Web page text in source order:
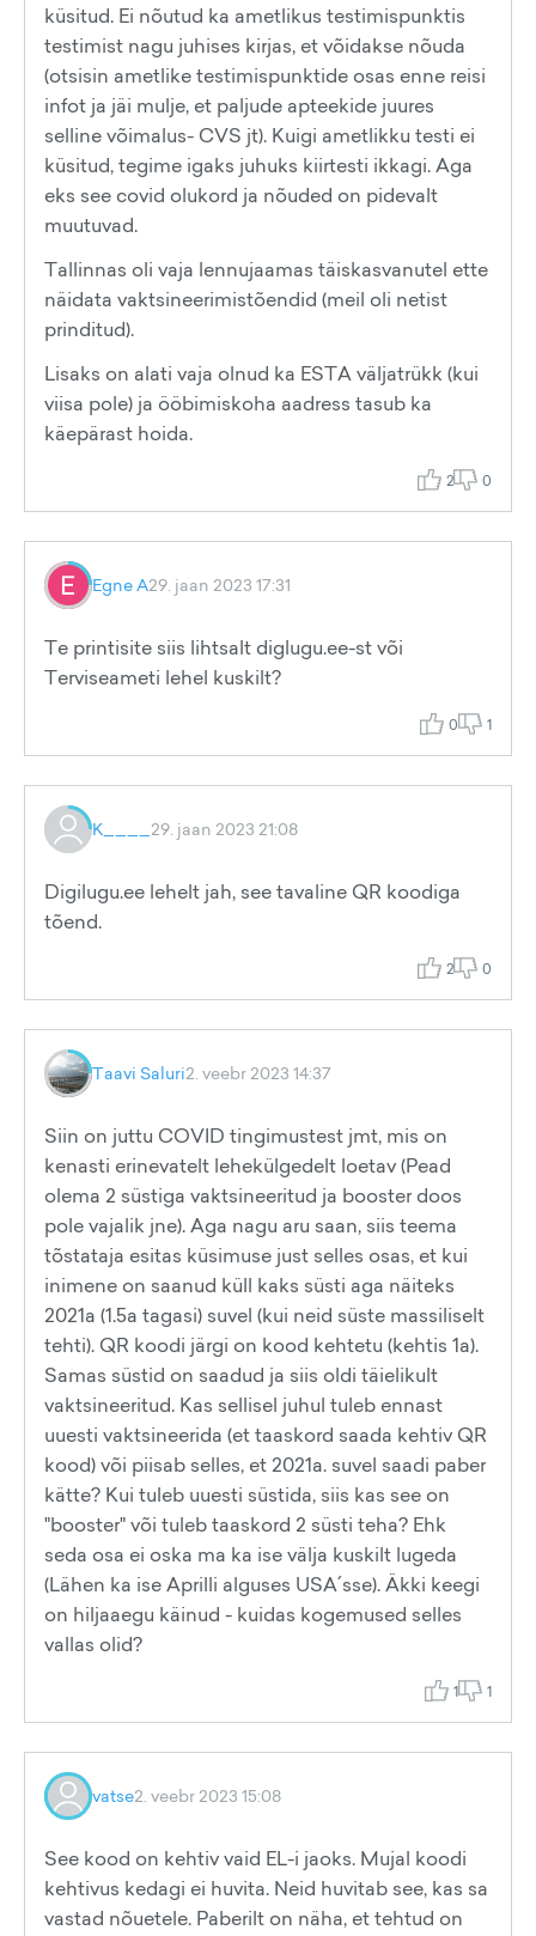
küsitud. Ei nõutud ka ametlikus testimispunktis
testimist nagu juhises kirjas, et võidakse nõuda
(otsisin ametlike testimispunktide osas enne reisi
infot ja jäi mulje, et paljude apteekide juures
selline võimalus- CVS jt). Kuigi ametlikku testi ei
küsitud, tegime igaks juhuks kiirtesti ikkagi. Aga
eks see covid olukord ja nõuded on pidevalt
muutuvad.
Tallinnas oli vaja lennujaamas täiskasvanutel ette
näidata vaktsineerimistõendid (meil oli netist
prinditud).
Lisaks on alati vaja olnud ka ESTA väljatrükk (kui
viisa pole) ja ööbimiskoha aadress tasub ka
käepärast hoida.
2 0
Egne A29. jaan 2023 17:31
Te printisite siis lihtsalt diglugu.ee-st või
Terviseameti lehel kuskilt?
0 1
K____ 29. jaan 2023 21:08
Digilugu.ee lehelt jah, see tavaline QR koodiga
tõend.
2 0
Taavi Saluri2. veebr 2023 14:37
Siin on juttu COVID tingimustest jmt, mis on
kenasti erinevatelt lehekülgedelt loetav (Pead
olema 2 süstiga vaktsineeritud ja booster doos
pole vajalik jne). Aga nagu aru saan, siis teema
tõstataja esitas küsimuse just selles osas, et kui
inimene on saanud küll kaks süsti aga näiteks
2021a (1.5a tagasi) suvel (kui neid süste massiliselt
tehti). QR koodi järgi on kood kehtetu (kehtis 1a).
Samas süstid on saadud ja siis oldi täielikult
vaktsineeritud. Kas sellisel juhul tuleb ennast
uuesti vaktsineerida (et taaskord saada kehtiv QR
kood) või piisab selles, et 2021a. suvel saadi paber
kätte? Kui tuleb uuesti süstida, siis kas see on
"booster" või tuleb taaskord 2 süsti teha? Ehk
seda osa ei oska ma ka ise välja kuskilt lugeda
(Lähen ka ise Aprilli alguses USA´sse). Äkki keegi
on hiljaaegu käinud - kuidas kogemused selles
vallas olid?
1 1
vatse2. veebr 2023 15:08
See kood on kehtiv vaid EL-i jaoks. Mujal koodi
kehtivus kedagi ei huvita. Neid huvitab see, kas sa
vastad nõuetele. Paberilt on näha, et tehtud on